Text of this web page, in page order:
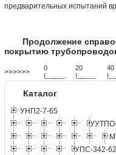
предварительных испытаний
Продолжение
покрытию
>>>>>> 0
!...................
20
!...................
40
!........
Каталог
УНП2-7-65
УПС-342-62